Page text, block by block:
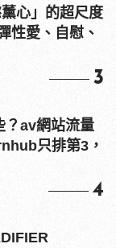
心」的超尺度
性愛、自慰、
3
？av網站流量
只排第3，
4